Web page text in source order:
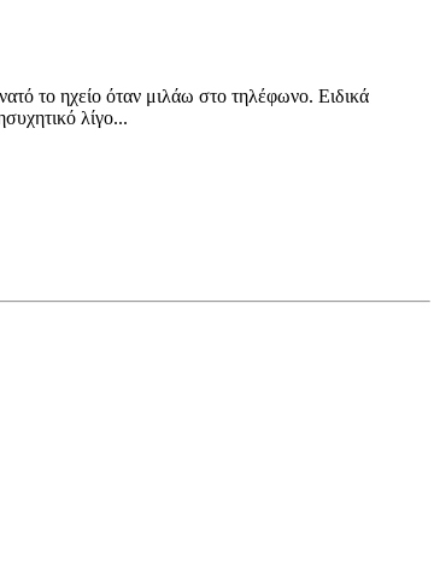
το ηχείο όταν μιλάω στο τηλέφωνο. Ειδικά
λίγο...